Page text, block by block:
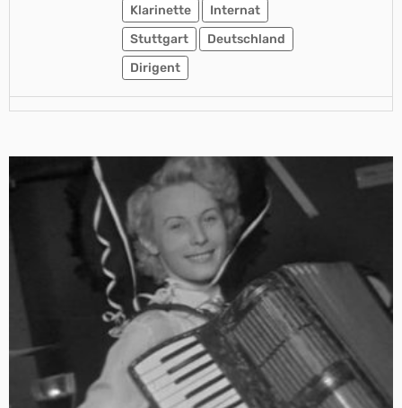
Klarinette
Internat
Stuttgart
Deutschland
Dirigent